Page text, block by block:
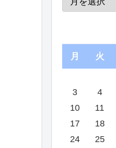
月 火
3
4
10
11
17
18
24
25